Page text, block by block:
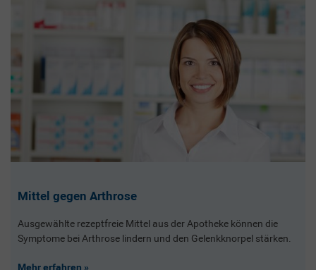
Mittel gegen Arthrose
Ausgewählte rezeptfreie Mittel aus der Apotheke können die
Symptome bei Arthrose lindern und den Gelenkknorpel stärken.
Mehr erfahren